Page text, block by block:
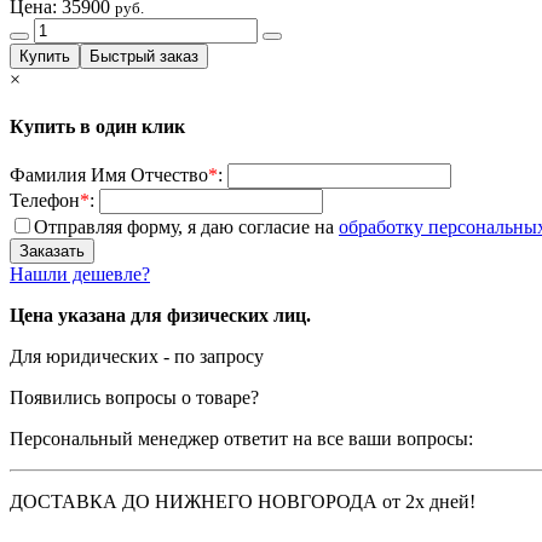
Цена: 35900 руб.
×
Купить в один клик
Фамилия Имя Отчество*:
Телефон*:
Отправляя форму, я даю согласие на обработку
Нашли дешевле?
Цена указана для физических лиц.
Для юридических - по запросу
Появились вопросы о товаре?
Персональный менеджер ответит на все ваши вопросы:
ДОСТАВКА ДО НИЖНЕГО НОВГОРОДА от 2х дней!